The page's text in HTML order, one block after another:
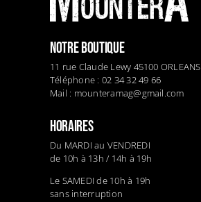
NOTRE BOUTIQUE
11 rue Claude Lewy 45100 ORLEANS
Téléphone : 02 34 32 49 66
Mail : mounteramag@gmail.com
HORAIRES
Du MARDI au VENDREDI
de 10h à 13h / 14h à 19h
Le SAMEDI de 10h à 19h
sans interruption